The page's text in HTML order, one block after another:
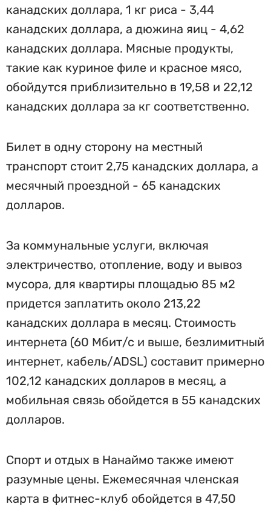
канадских доллара, 1 кг риса - 3,44
канадских доллара, а дюжина яиц - 4,62
канадских доллара. Мясные продукты,
такие как куриное филе и красное мясо,
обойдутся приблизительно в 19,58 и 22,12
канадских доллара за кг соответственно.
Билет в одну сторону на местный
транспорт стоит 2,75 канадских доллара, а
месячный проездной - 65 канадских
долларов.
За коммунальные услуги, включая
электричество, отопление, воду и вывоз
мусора, для квартиры площадью 85 м2
придется заплатить около 213,22
канадских доллара в месяц. Стоимость
интернета (60 Мбит/с и выше, безлимитный
интернет, кабель/ADSL) составит примерно
102,12 канадских долларов в месяц, а
мобильная связь обойдется в 55 канадских
долларов.
Спорт и отдых в Нанаймо также имеют
разумные цены. Ежемесячная членская
карта в фитнес-клуб обойдется в 47,50